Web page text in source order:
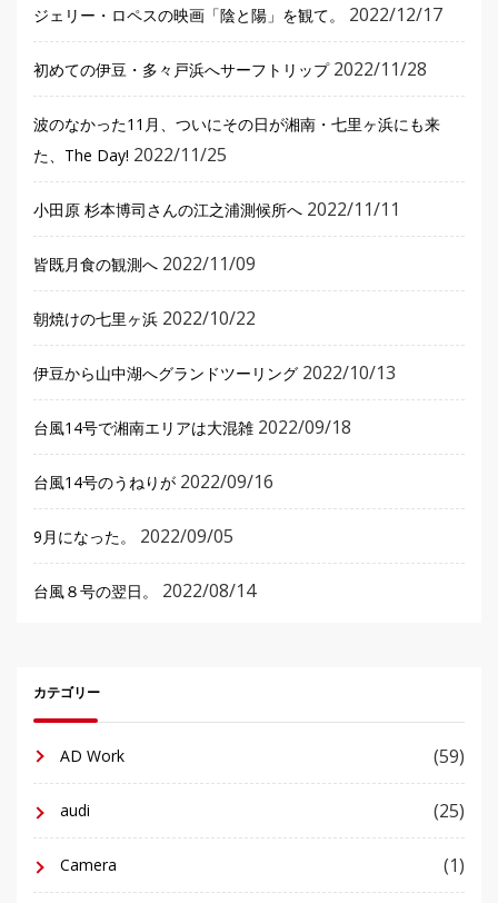
ジェリー・ロペスの映画「陰と陽」を観て。 2022/12/17
初めての伊豆・多々戸浜へサーフトリップ 2022/11/28
波のなかった11月、ついにその日が湘南・七里ヶ浜にも来
た、The Day! 2022/11/25
小田原 杉本博司さんの江之浦測候所へ 2022/11/11
皆既月食の観測へ 2022/11/09
朝焼けの七里ヶ浜 2022/10/22
伊豆から山中湖へグランドツーリング 2022/10/13
台風14号で湘南エリアは大混雑 2022/09/18
台風14号のうねりが 2022/09/16
9月になった。 2022/09/05
台風８号の翌日。 2022/08/14
カテゴリー
AD Work (59)
audi (25)
Camera (1)